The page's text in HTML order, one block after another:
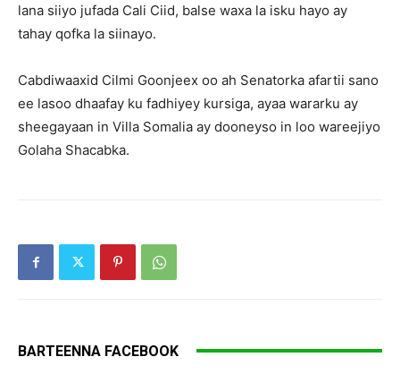
lana siiyo jufada Cali Ciid, balse waxa la isku hayo ay
tahay qofka la siinayo.
Cabdiwaaxid Cilmi Goonjeex oo ah Senatorka afartii sano
ee lasoo dhaafay ku fadhiyey kursiga, ayaa wararku ay
sheegayaan in Villa Somalia ay dooneyso in loo wareejiyo
Golaha Shacabka.
BARTEENNA FACEBOOK